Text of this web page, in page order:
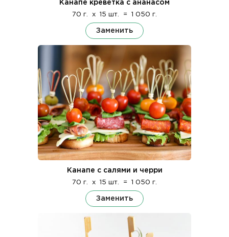
Канапе креветка с ананасом
70 г. x 15 шт. = 1 050 г.
Заменить
Канапе с салями и черри
70 г. x 15 шт. = 1 050 г.
Заменить